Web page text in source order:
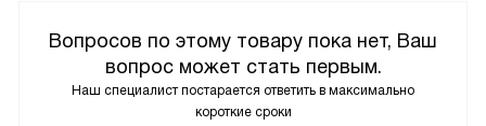
Вопросов по этому товару пока нет, Ваш
вопрос может стать первым.
Наш специалист постарается ответить в максимально
короткие сроки